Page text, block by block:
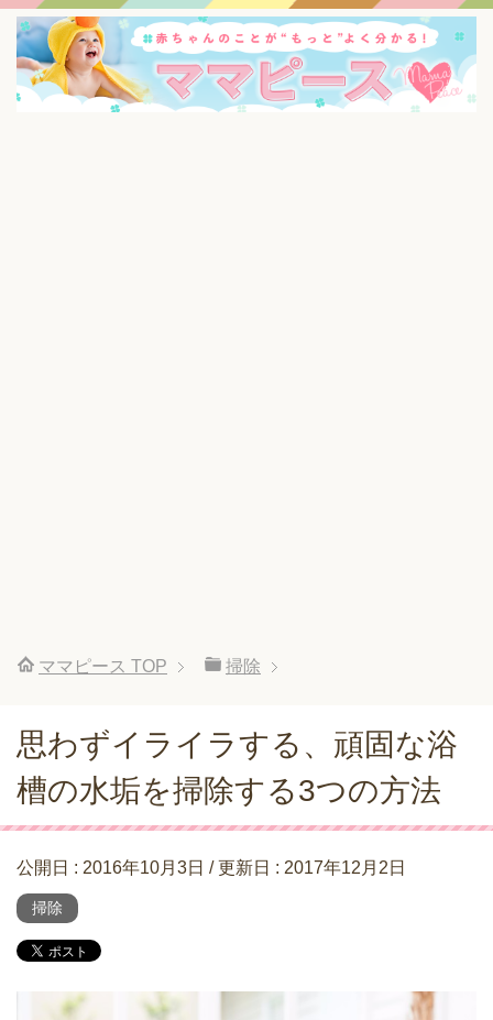
ママピース TOP 掃除
思わずイライラする、頑固な浴
槽の水垢を掃除する3つの方法
公開日 : 2016年10月3日 / 更新日 : 2017年12月2日
掃除